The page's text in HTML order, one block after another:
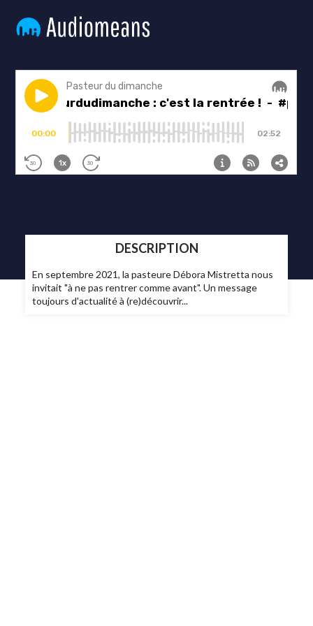
DESCRIPTION
En septembre 2021, la pasteure Débora Mistretta nous
invitait "à ne pas rentrer comme avant". Un message
toujours d'actualité à (re)découvrir...